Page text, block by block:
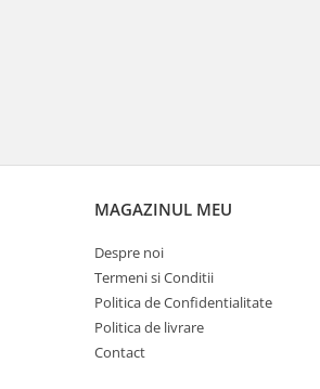
MAGAZINUL MEU
Despre noi
Termeni si Conditii
Politica de Confidentialitate
Politica de livrare
Contact